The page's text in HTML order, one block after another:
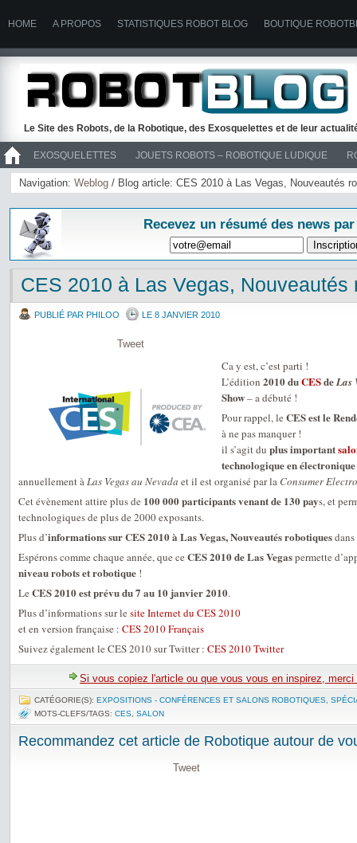
HOME A PROPOS STATISTIQUES ROBOT BLOG BOUTIQUE
Le Site des Robots, de la Robotique, des Exosquelettes et de leur
EXOSQUELETTES JOUETS ROBOTS – ROBOTIQUE LUDIQUE
>> ROBOTS
Navigation: Weblog / Blog article: CES 2010 à Las Vegas, Nouveautés
Recevez un résumé des news
CES 2010 à Las Vegas, Nouveautés
PUBLIÉ PAR PHILOO LE 8 JANVIER 2010
Tweet
Ca y est, c’est parti !
L’édition 2010 duCESdeLas
Show– a débuté !
Pour rappel, le CES est le
à ne pas manquer !
il s’agit du plus important
technologique en
annuellement àLas Vegas au Nevada et il est organisé par la Consumer
Cet évènement attire plus de 100 000 participants venant de 130 pays, et
technologiques de plus de 2000 exposants.
Plus d’informations sur CES 2010 à Las Vegas, Nouveautés robotiques
Espérons comme chaque année, que ce CES 2010 de Las Vegaspermette
niveau robots et robotique !
Le CES 2010 est prévu du 7 au 10 janvier 2010.
Plus d’informations sur le site Internet du CES 2010
et en version française : CES 2010 Français
Suivez également le CES 2010 sur Twitter : CES 2010 Twitter
Si vous copiez l'article ou que vous vous en inspirez,
CATÉGORIE(S): EXPOSITIONS - CONFÉRENCES ET SALONS ROBOTIQUES
MOTS-CLEFS/TAGS: CES SALON
Recommandez cet article de Robotique autour de
Tweet